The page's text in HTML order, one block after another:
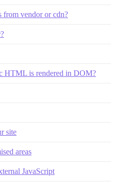
from vendor or cdn?
HTML is rendered in DOM?
site
areas
JavaScript